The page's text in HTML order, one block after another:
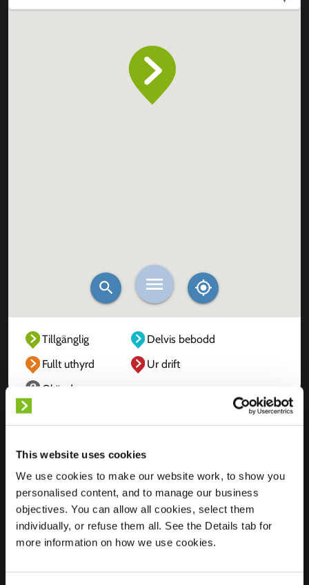
This website uses cookies
We use cookies to make our website work, to show you
personalised content, and to manage our business
objectives. You can allow all cookies, select them
individually, or refuse them all. See the Details tab for
more information on how we use cookies.
Tillgänglig
Delvis bebodd
Fullt uthyrd
Ur drift
Okänd
Plats
Biesbongerd 44
4041 RE Kesteren
Nederländerna
Regular Charging 2 of 2 available